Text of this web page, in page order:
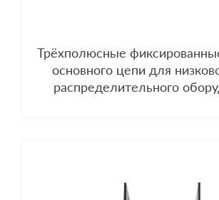
Трёхполюсные
основного цепи для
распределительного